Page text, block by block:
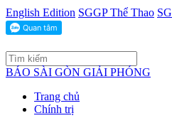
English Edition SGGP Thể Thao
BÁO SÀI GÒN GIẢI PHÓNG
Trang chủ
Chính trị